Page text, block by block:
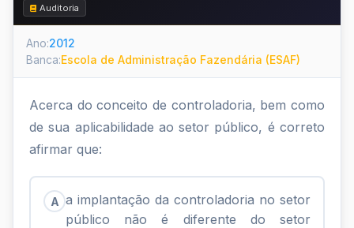
Auditoria
Ano:2012
Banca:Escola de Administração Fazendária (ESAF)
Acerca do conceito de controladoria, bem como
de sua aplicabilidade ao setor público, é correto
afirmar que:
A a implantação da controladoria no setor
público não é diferente do setor